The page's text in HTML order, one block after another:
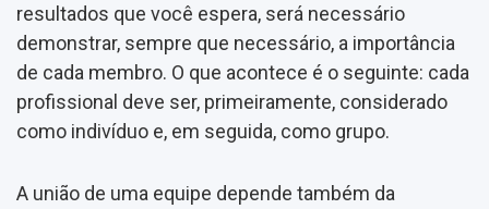
resultados que você espera, será necessário
demonstrar, sempre que necessário, a importância
de cada membro. O que acontece é o seguinte: cada
profissional deve ser, primeiramente, considerado
como indivíduo e, em seguida, como grupo.
A união de uma equipe depende também da